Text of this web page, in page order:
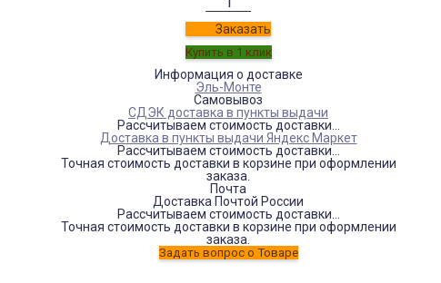
Заказать
Информация о доставке
Эль-Монте
Самовывоз
СДЭК доставка в пункты выдачи
Рассчитываем стоимость доставки...
Доставка в пункты выдачи Яндекс Маркет
Рассчитываем стоимость доставки...
Точная стоимость доставки в корзине при оформлении
заказа.
Почта
Доставка Почтой России
Рассчитываем стоимость доставки...
Точная стоимость доставки в корзине при оформлении
заказа.